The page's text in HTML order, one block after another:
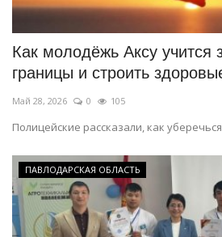
Как молодёжь Аксу учится
границы и строить
Май 28, 2026 0 105
Полицейские рассказали, как
ПАВЛОДАРСКАЯ ОБЛАСТЬ